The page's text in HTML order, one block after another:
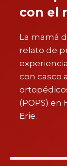
con el
La mamá
relato de
con casco
(POPS) en
Erie.